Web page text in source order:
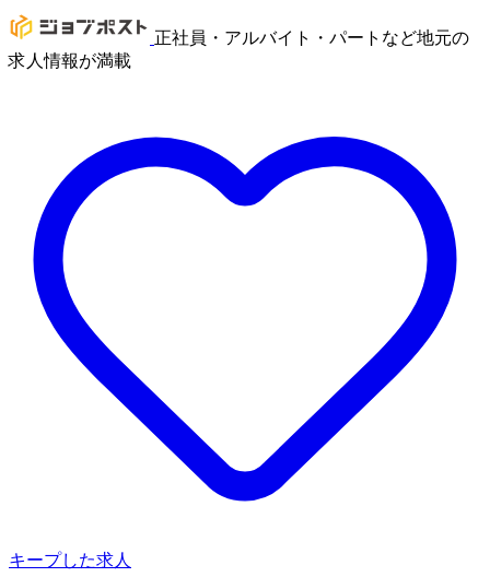
正社員・アルバイト・パートなど地元の
求人情報が満載
キープした求人